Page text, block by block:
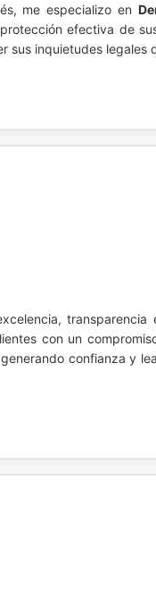
me especializo en
efectiva de
inquietudes legales
con un
confianza y